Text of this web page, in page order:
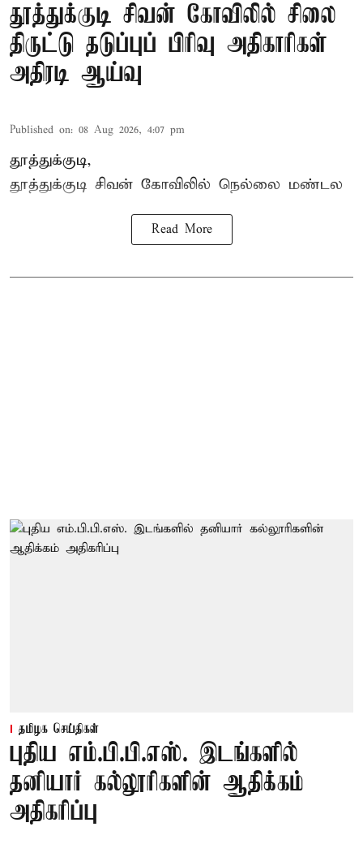
தூத்துக்குடி சிவன் கோவிலில் சிலை
திருட்டு தடுப்புப் பிரிவு அதிகாரிகள்
அதிரடி ஆய்வு
Published on: 08 Aug 2026, 4:07 pm
தூத்துக்குடி,
தூத்துக்குடி சிவன் கோவிலில் நெல்லை மண்டல
Read More
தமிழக செய்திகள்
புதிய எம்.பி.பி.எஸ். இடங்களில்
தனியார் கல்லூரிகளின் ஆதிக்கம்
அதிகரிப்பு